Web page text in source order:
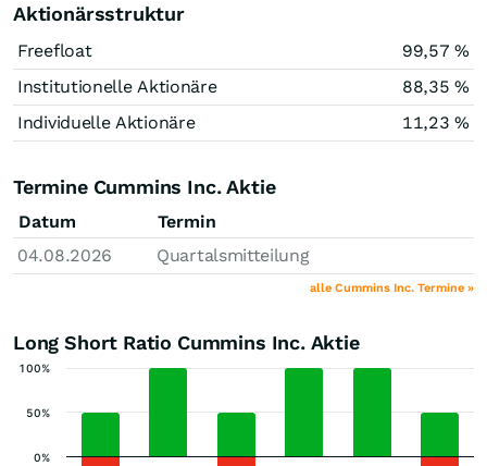
Aktionärsstruktur
Freefloat
99,57 %
Institutionelle Aktionäre
88,35 %
Individuelle Aktionäre
11,23 %
Termine Cummins Inc. Aktie
Datum
Termin
04.08.2026
Quartalsmitteilung
alle Cummins Inc. Termine »
Long Short Ratio Cummins Inc. Aktie
0%
50%
100%